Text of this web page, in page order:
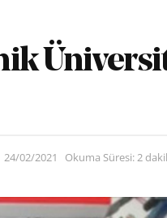
24/02/2021 Okuma Süresi: 2